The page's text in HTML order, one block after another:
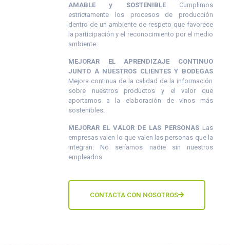
AMABLE y SOSTENIBLECumplimos
estrictamente los procesos de producción
dentro de un ambiente de respeto que favorece
la participación y el reconocimiento por el medio
ambiente.
MEJORAR EL APRENDIZAJE CONTINUO
JUNTO A NUESTROS CLIENTES Y BODEGAS
Mejora continua de la calidad de la información
sobre nuestros productos y el valor que
aportamos a la elaboración de vinos más
sostenibles.
MEJORAR EL VALOR DE LAS PERSONAS Las
empresas valen lo que valen las personas que la
integran. No seríamos nadie sin nuestros
empleados
CONTACTA CON NOSOTROS